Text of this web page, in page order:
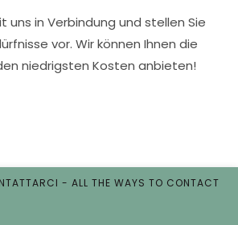
uns in Verbindung und stellen Sie
vor. Wir können Ihnen die
niedrigsten Kosten anbieten!
- ALL THE WAYS TO CONTACT